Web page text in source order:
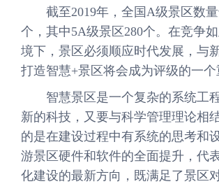
截至2019年，全国A级景区数量
个，其中5A级景区280个。在竞争
境下，景区必须顺应时代发展，与
打造智慧+景区将会成为评级的一个
智慧景区是一个复杂的系统工
新的科技，又要与科学管理理论相
的是在建设过程中有系统的思考和
游景区硬件和软件的全面提升，代
化建设的最新方向，既满足了景区